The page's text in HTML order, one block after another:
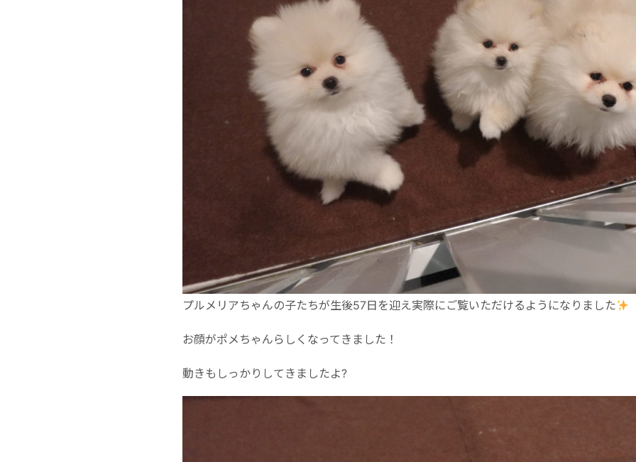
プルメリアちゃんの子たちが生後57日を迎え実際にご覧いただけるようになりました
お顔がポメちゃんらしくなってきました！
動きもしっかりしてきましたよ?